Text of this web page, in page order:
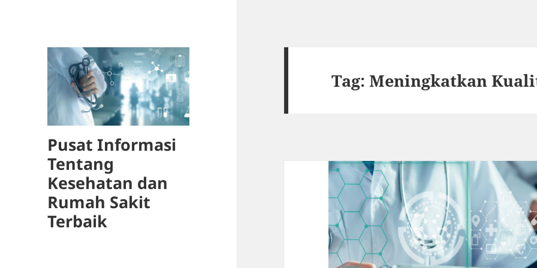
Pusat Informasi
Tentang
Kesehatan dan
Rumah Sakit
Terbaik
Tag:Meningkatkan